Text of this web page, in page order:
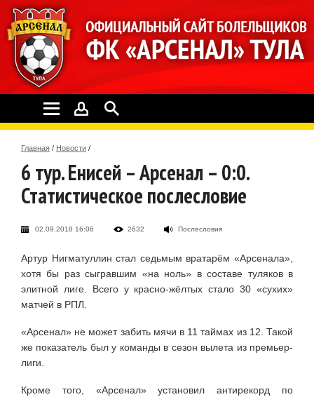
Главная / Новости /
6 тур. Енисей – Арсенал – 0:0.
Статистическое послесловие
02.09.2018 16:06 2632 Послесловия
Артур Нигматуллин стал седьмым вратарём «Арсенала»,
хотя бы раз сыгравшим «на ноль» в составе туляков в
элитной лиге. Всего у красно-жёлтых стало 30 «сухих»
матчей в РПЛ.
«Арсенал» не может забить мячи в 11 таймах из 12. Такой
же показатель был у команды в сезон вылета из премьер-
лиги.
Кроме того, «Арсенал» установил антирекорд по